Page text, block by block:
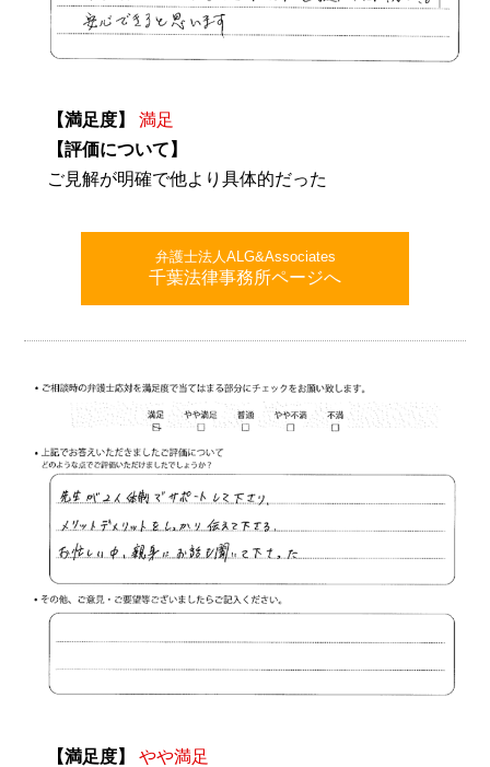
【満足度】
満足
【評価について】
ご見解が明確で他より具体的だった
弁護士法人ALG&Associates
千葉法律事務所ページへ
【満足度】
やや満足